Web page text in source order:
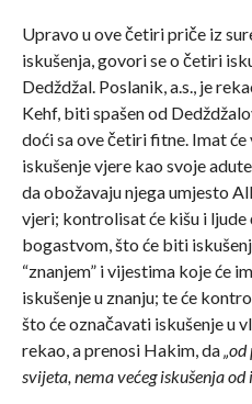
Upravo u ove četiri priče iz
iskušenja, govori se o četiri
Dedždžal. Poslanik, a.s., je
Kehf, biti spašen od
doći sa ove četiri fitne. Imat
iskušenje vjere kao svoje
da obožavaju njega umjesto
vjeri; kontrolisat će kišu i
bogastvom, što će biti
“znanjem” i vijestima koje će
iskušenje u znanju; te će
što će označavati iskušenje u
rekao, a prenosi Hakim, da
svijeta, nema većeg iskušenja od